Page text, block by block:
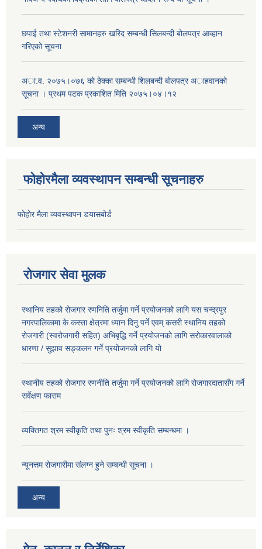
छपाई तथा स्टेशनरी सामानहरु खरिद सम्बन्धी सिलबन्दी बोलपत्र आव्हान
गरिएको सूचना
अा.व. २०७५।०७६ काे ठेक्का सम्बन्धी शिलबन्दी बाेलपत्र अाहवानकाे
सूचना । प्रथम पटक प्रकाशित मिति २०७५।०४।१२
अन्य
फोहोरमैला व्यवस्थापन सम्बन्धी सूचनाहरु
फोहोर मैला व्यवस्थापन डयासबोर्ड
रोजगार सेवा मुलक
स्थानिय तहको रोजगार रणनिति तर्जुमा गर्ने प्रयोजनको लागि यस चन्द्रपुर
नगरपालिकामा के कस्ता क्षेत्रमा ध्यान दिनु पर्ने एवम् कसरी स्थानिय तहको
रोजगारी (स्वरोजगारी सहित) अभिबृद्धि गर्ने प्रयोजनको लागि सरोकारवालाको
धारणा / सुझाव सङ्कलन गर्ने प्रयोजनको लागि यो
स्थानीय तहको रोजगार रणनीति तर्जुमा गर्ने प्रयोजनको लागि रोजगारदातासँग गर्ने
सर्वेक्षण फाराम
व्यक्तिगत श्रम स्वीकृति तथा पुनः श्रम स्वीकृति सम्बन्धमा ।
न्यूनत्तम रोजगारीमा संलग्न हुने सम्बन्धी सूचना ।
अन्य